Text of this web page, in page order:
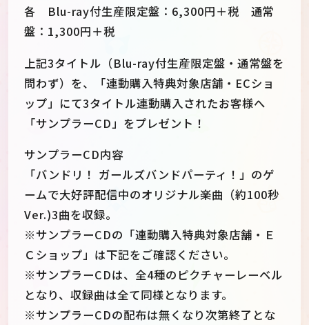
各 Blu-ray付生産限定盤：6,300円＋税 通常
盤：1,300円＋税
上記3タイトル（Blu-ray付生産限定盤・通常盤を
問わず）を、「連動購入特典対象店舗・ECショ
ップ」にて3タイトル連動購入されたお客様へ
「サンプラーCD」をプレゼント！
サンプラーCD内容
「バンドリ！ ガールズバンドパーティ！」のゲ
ームで大好評配信中のオリジナル楽曲（約100秒
Ver.)3曲を収録。
※サンプラーCDの「連動購入特典対象店舗・Ｅ
Ｃショップ」は下記をご確認ください。
※サンプラーCDは、全4種のピクチャーレーベル
となり、収録曲は全て同様となります。
※サンプラーCDの配布は無くなり次第終了とな